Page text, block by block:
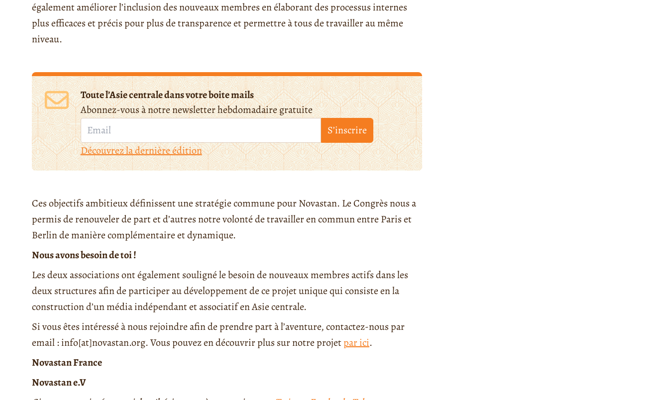
également améliorer l’inclusion des nouveaux membres en élaborant des processus internes
plus efficaces et précis pour plus de transparence et permettre à tous de travailler au même
niveau.
Toute l’Asie centrale dans votre boite mails
Abonnez-vous à notre newsletter hebdomadaire gratuite
S’inscrire
Découvrez la dernière édition
Ces objectifs ambitieux définissent une stratégie commune pour Novastan. Le Congrès nous a
permis de renouveler de part et d’autres notre volonté de travailler en commun entre Paris et
Berlin de manière complémentaire et dynamique.
Nous avons besoin de toi !
Les deux associations ont également souligné le besoin de nouveaux membres actifs dans les
deux structures afin de participer au développement de ce projet unique qui consiste en la
construction d’un média indépendant et associatif en Asie centrale.
Si vous êtes intéressé à nous rejoindre afin de prendre part à l’aventure, contactez-nous par
email : info[at]novastan.org. Vous pouvez en découvrir plus sur notre projetpar ici.
Novastan France
Novastan e.V